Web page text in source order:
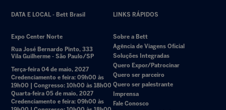
DATA E LOCAL - Bett Brasil
Expo Center Norte
Rua José Bernardo Pinto, 333
Vila Guilherme - São Paulo/SP
Terça-feira 04 de maio, 2027
Credenciamento e feira: 09h00 às
19h00 | Congresso: 10h00 às 18h00
Quarta-feira 05 de maio, 2027
Credenciamento e feira: 09h00 às
LINKS RÁPIDOS
Sobre a Bett
Agência de Viagens Oficial
Soluções Integradas
Quero Expor/Patrocinar
Quero ser parceiro
Quero ser palestrante
Imprensa
Fale Conosco